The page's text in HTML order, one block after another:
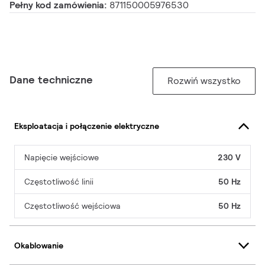
Pełny kod zamówienia: 871150005976530
Dane techniczne Rozwiń wszystko
Eksploatacja i połączenie elektryczne
Napięcie wejściowe 230 V
Częstotliwość linii 50 Hz
Częstotliwość wejściowa 50 Hz
Okablowanie